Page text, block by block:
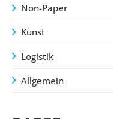
Non-Paper
Kunst
Logistik
Allgemein